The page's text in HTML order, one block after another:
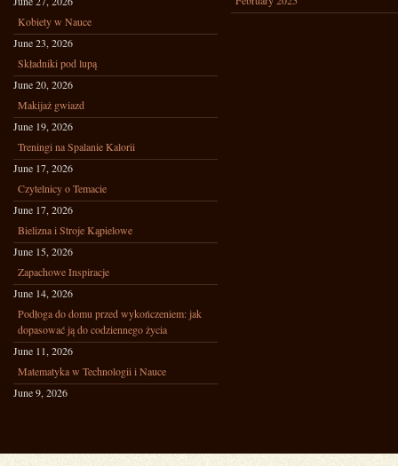
Kobiety w Nauce
June 23, 2026
Składniki pod lupą
June 20, 2026
Makijaż gwiazd
June 19, 2026
Treningi na Spalanie Kalorii
June 17, 2026
Czytelnicy o Temacie
June 17, 2026
Bielizna i Stroje Kąpielowe
June 15, 2026
Zapachowe Inspiracje
June 14, 2026
Podłoga do domu przed wykończeniem: jak
dopasować ją do codziennego życia
June 11, 2026
Matematyka w Technologii i Nauce
June 9, 2026